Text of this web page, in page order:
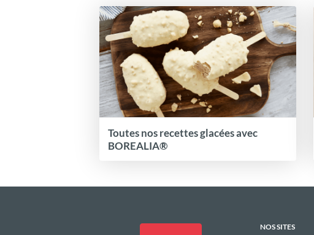
Toutes nos recettes glacées avec
BOREALIA®
NOS SITES